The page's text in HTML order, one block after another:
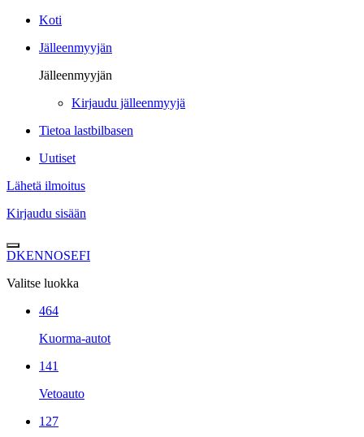
Koti
Jälleenmyyjän
Jälleenmyyjän
Kirjaudu jälleenmyyjä
Tietoa lastbilbasen
Uutiset
Lähetä ilmoitus
Kirjaudu sisään
DKENNOSEFI
Valitse luokka
464
Kuorma-autot
141
Vetoauto
127